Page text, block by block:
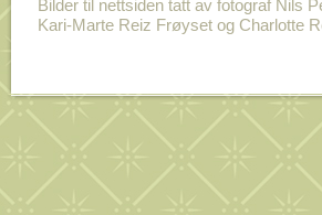
Bilder til nettsiden tatt av fotograf Nils
Kari-Marte Reiz Frøyset og Charlotte